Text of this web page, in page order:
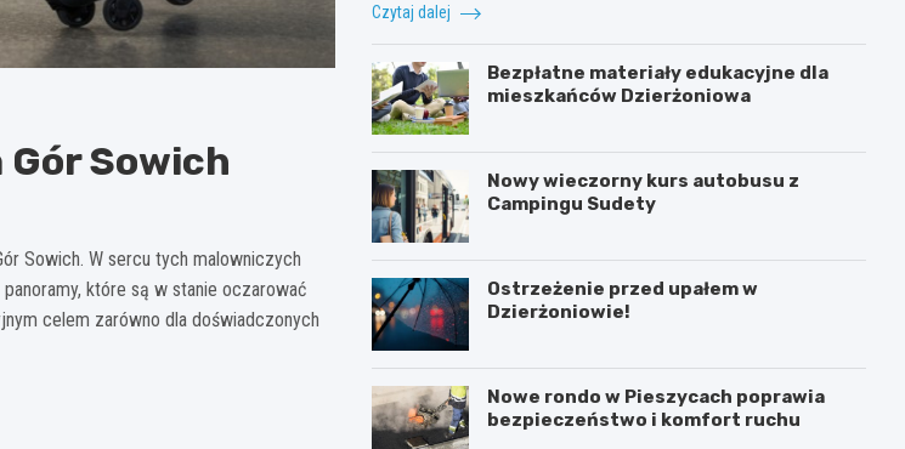
Gór Sowich
Sowich. W sercu tych malowniczych
które są w stanie oczarować
celem zarówno dla doświadczonych
Czytaj dalej
Bezpłatne materiały edukacyjne dla
mieszkańców Dzierżoniowa
Nowy wieczorny kurs autobusu z
Campingu Sudety
Ostrzeżenie przed upałem w
Dzierżoniowie!
Nowe rondo w Pieszycach poprawia
bezpieczeństwo i komfort ruchu